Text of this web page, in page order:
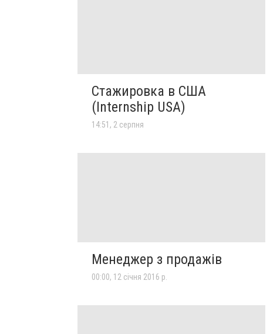
Стажировка в США
(Internship USA)
14:51, 2 серпня
Менеджер з продажів
00:00, 12 січня 2016 р.